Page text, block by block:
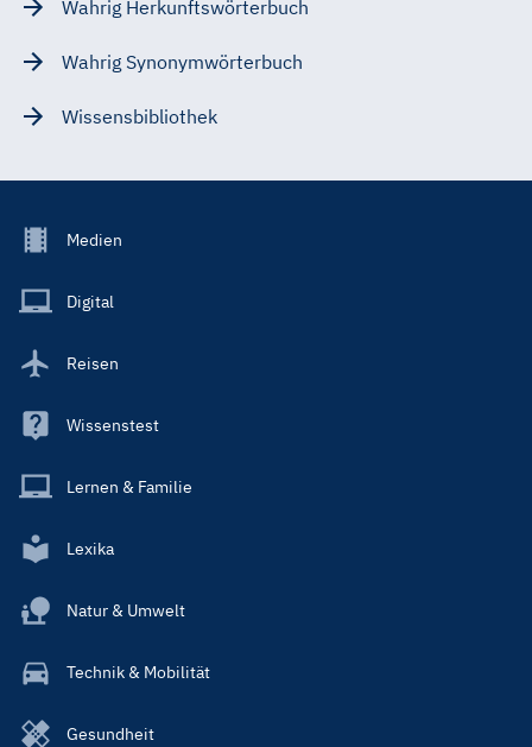
Wahrig Herkunftswörterbuch
Wahrig Synonymwörterbuch
Wissensbibliothek
Footer
Main
Medien
Digital
Reisen
Wissenstest
Lernen & Familie
Lexika
Natur & Umwelt
Technik & Mobilität
Gesundheit